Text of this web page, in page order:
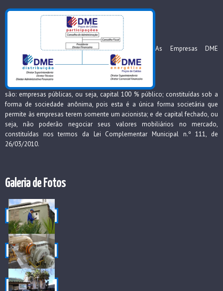
As Empresas DME
são: empresas públicas, ou seja, capital 100 % público; constituídas sob a
forma de sociedade anônima, pois esta é a única forma societária que
permite às empresas terem somente um acionista; e de capital fechado, ou
seja, não poderão negociar seus valores mobiliários no mercado,
constituídas nos termos da Lei Complementar Municipal n.º 111, de
26/03/2010.
Galeria de Fotos